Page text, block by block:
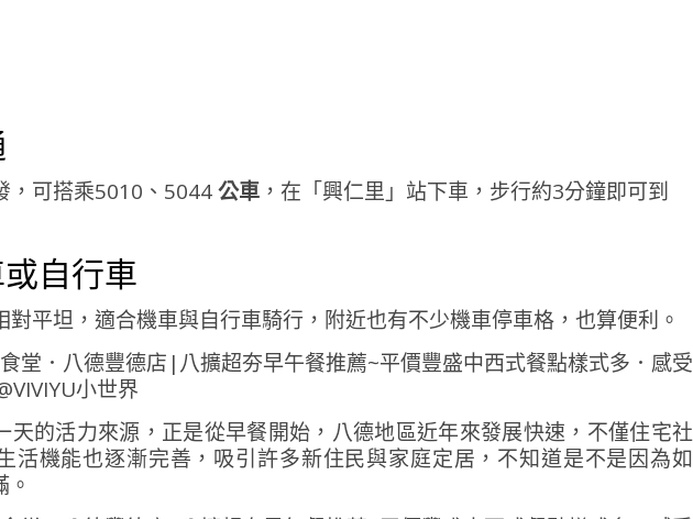
，可搭乘5010、5044公車 ，在「興仁里」站下車，步行約3分鐘即可到
自行車
對平坦，適合機車與自行車騎行，附近也有不少機車停車格，也算便利。
天的活力來源，正是從早餐開始，八德地區近年來發展快速，不僅住宅社
活機能也逐漸完善，吸引許多新住民與家庭定居，不知道是不是因為如